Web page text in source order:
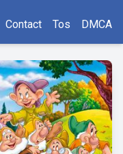
Contact Tos DMCA